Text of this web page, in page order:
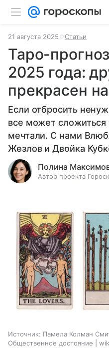
21 августа 2025 Статьи
Таро-
2025 года:
прекрасен
Если отбросить
все может сложиться
мечтали. С нами
Жезлов и Двойка
Полина
Автор проекта
Источник: Памела Колман
Общественное достояние |